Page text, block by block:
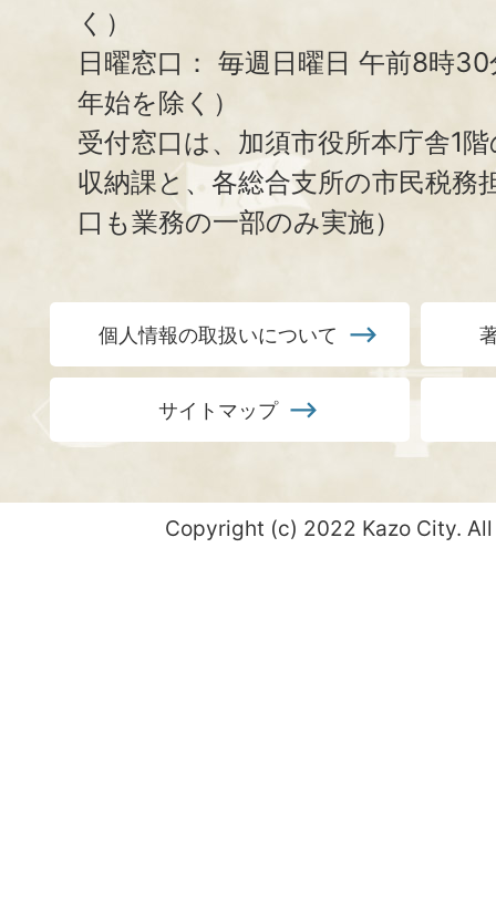
く）
日曜窓口： 毎週日曜日 午前8時
年始を除く）
受付窓口は、加須市役所本庁舎1
収納課と、 各総合支所の市民税務
口も業務の一部のみ実施）
個人情報の取扱いについて
サイトマップ
Copyright (c) 2022 Kazo City.